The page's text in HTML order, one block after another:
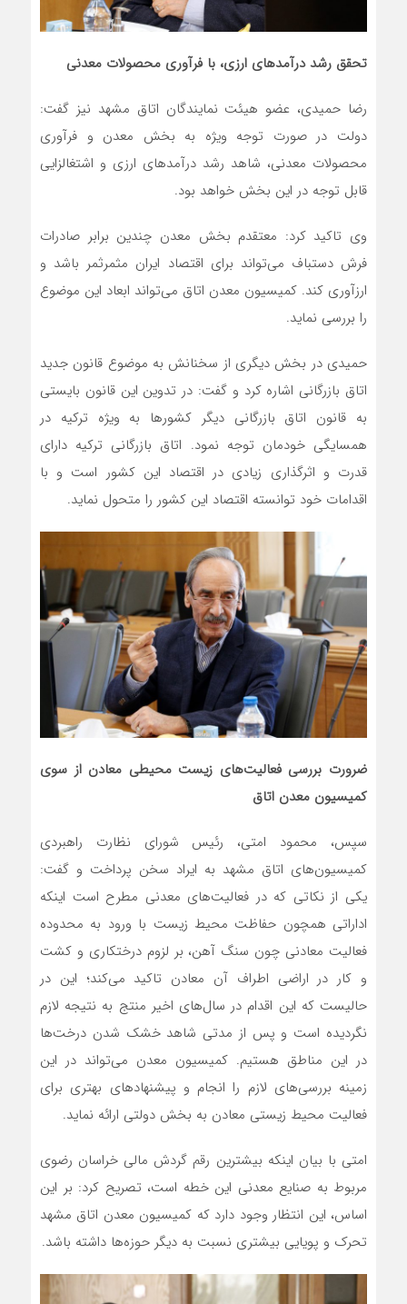
تحقق رشد درآمدهای ارزی، با فرآوری محصولات معدنی
رضا حمیدی، عضو هیئت نمایندگان اتاق مشهد نیز گفت:
دولت در صورت توجه ویژه به بخش معدن و فرآوری
محصولات معدنی، شاهد رشد درآمدهای ارزی و اشتغالزایی
قابل توجه در این بخش خواهد بود.
وی تاکید کرد: معتقدم بخش معدن چندین برابر صادرات
فرش دستباف می‌تواند برای اقتصاد ایران مثمرثمر باشد و
ارزآوری کند. کمیسیون معدن اتاق می‌تواند ابعاد این موضوع
را بررسی نماید.
حمیدی در بخش دیگری از سخنانش به موضوع قانون جدید
اتاق بازرگانی اشاره کرد و گفت: در تدوین این قانون بایستی
به قانون اتاق بازرگانی دیگر کشورها به ویژه ترکیه در
همسایگی خودمان توجه نمود. اتاق بازرگانی ترکیه دارای
قدرت و اثرگذاری زیادی در اقتصاد این کشور است و با
اقدامات خود توانسته اقتصاد این کشور را متحول نماید.
ضرورت بررسی فعالیت‌های زیست محیطی معادن از سوی
کمیسیون معدن اتاق
سپس، محمود امتی، رئیس شورای نظارت راهبردی
کمیسیون‌های اتاق مشهد به ایراد سخن پرداخت و گفت:
یکی از نکاتی که در فعالیت‌های معدنی مطرح است اینکه
اداراتی همچون حفاظت محیط زیست با ورود به محدوده
فعالیت معادنی چون سنگ آهن، بر لزوم درختکاری و کشت
و کار در اراضی اطراف آن معادن تاکید می‌کند؛ این در
حالیست که این اقدام در سال‌های اخیر منتج به نتیجه لازم
نگردیده است و پس از مدتی شاهد خشک شدن درخت‌ها
در این مناطق هستیم. کمیسیون معدن می‌تواند در این
زمینه بررسی‌های لازم را انجام و پیشنهادهای بهتری برای
فعالیت محیط زیستی معادن به بخش دولتی ارائه نماید.
امتی با بیان اینکه بیشترین رقم گردش مالی خراسان رضوی
مربوط به صنایع معدنی این خطه است، تصریح کرد: بر این
اساس، این انتظار وجود دارد که کمیسیون معدن اتاق مشهد
تحرک و پویایی بیشتری نسبت به دیگر حوزه‌ها داشته باشد.